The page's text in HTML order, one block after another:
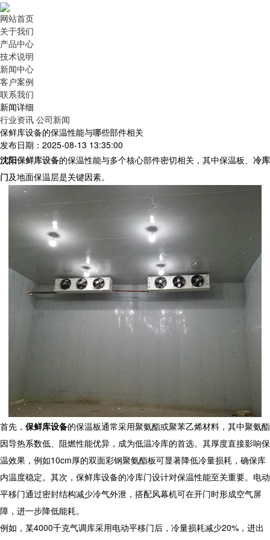
网站首页
关于我们
产品中心
技术说明
新闻中心
客户案例
联系我们
新闻详细
行业资讯 公司新闻
保鲜库设备的保温性能与哪些部件相关
发布日期：2025-08-13 13:35:00
沈阳保鲜库设备的保温性能与多个核心部件密切相关，其中保温板、 冷库
门及地面保温层是关键因素。
首先， 保鲜库设备的保温板通常采用聚氨酯或聚苯乙烯材料，其中聚氨酯
因导热系数低、阻燃性能优异，成为低温冷库的首选。其厚度直接影响保
温效果，例如10cm厚的双面彩钢聚氨酯板可显著降低冷量损耗，确保库
内温度稳定。其次， 保鲜库设备的冷库门设计对保温性能至关重要。电动
平移门通过密封结构减少冷气外泄，搭配风幕机可在开门时形成空气屏
障，进一步降低能耗。
例如，某4000千克气调库采用电动平移门后，冷量损耗减少20%，进出